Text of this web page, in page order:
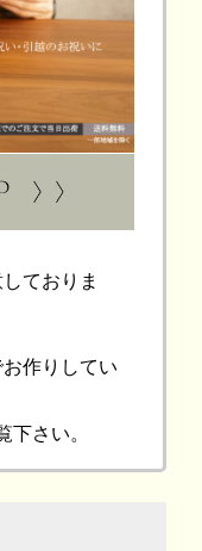
ておりま
作りしてい
下さい。